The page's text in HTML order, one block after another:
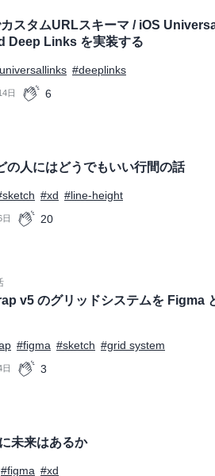
スタムURLスキーマ / iOS
Deep Links を実装する
#deeplinks
日 6
の人にはどうでもいい行間の話
#xd #line-height
20
v5 のグリッドシステムを Figma
#figma #sketch #grid system
3
未来はあるか
#figma #xd